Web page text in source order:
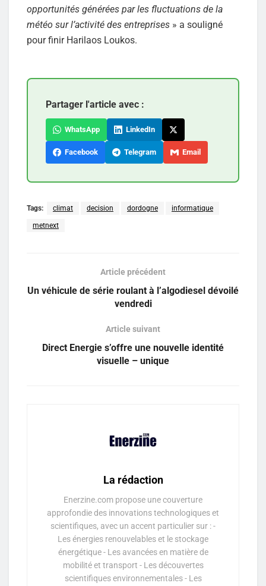
opportunités générées par les fluctuations de la
météo sur l’activité des entreprises » a souligné
pour finir Harilaos Loukos.
Partager l'article avec :
WhatsApp LinkedIn
Facebook Telegram Email
Tags: climat decision dordogne informatique
metnext
Article précédent
Un véhicule de série roulant à l’algodiesel dévoilé
vendredi
Article suivant
Direct Energie s’offre une nouvelle identité
visuelle – unique
La rédaction
Enerzine.com propose une couverture
approfondie des innovations technologiques et
scientifiques, avec un accent particulier sur : -
Les énergies renouvelables et le stockage
énergétique - Les avancées en matière de
mobilité et transport - Les découvertes
scientifiques environnementales - Les